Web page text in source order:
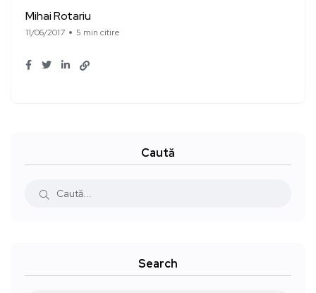
Mihai Rotariu
11/06/2017 5 min citire
Caută
Search